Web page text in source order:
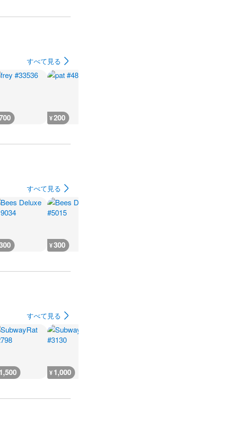
すべて見る
¥200
すべて見る
¥300
すべて見る
1,500 ¥1,000